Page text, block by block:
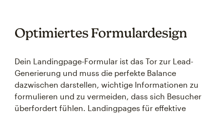
Optimiertes Formulardesign
Dein Landingpage-Formular ist das Tor zur Lead-
Generierung und muss die perfekte Balance
dazwischen darstellen, wichtige Informationen zu
formulieren und zu vermeiden, dass sich Besucher
überfordert fühlen. Landingpages für effektive